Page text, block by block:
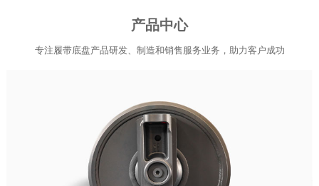
产品中心
专注履带底盘产品研发、制造和销售服务业务，助力客户成功